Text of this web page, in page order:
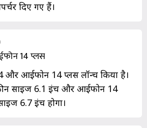
दिए गए हैं।
14 प्लस
आईफोन 14 प्लस लॉन्च किया है।
साइज 6.1 इंच और आईफोन 14
6.7 इंच होगा।